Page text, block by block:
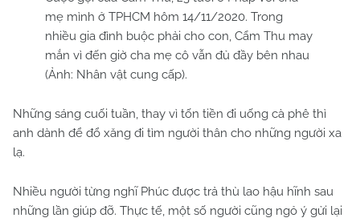
mẹ mình ở TPHCM hôm 14/11/2020. Trong
nhiều gia đình buộc phải cho con, Cẩm Thu may
mắn vì đến giờ cha mẹ cô vẫn đủ đầy bên nhau
(Ảnh: Nhân vật cung cấp).
Những sáng cuối tuần, thay vì tốn tiền đi uống cà phê thì
anh dành để đổ xăng đi tìm người thân cho những người xa
lạ.
Nhiều người từng nghĩ Phúc được trả thù lao hậu hĩnh sau
những lần giúp đỡ. Thực tế, một số người cũng ngỏ ý gửi lại